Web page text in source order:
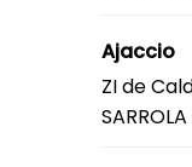
Ajaccio
ZI de